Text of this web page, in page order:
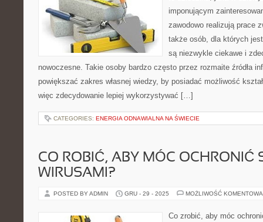
imponującym
zawodowo realizują prace
także osób, dla których
są niezwykle ciekawe i
nowoczesne. Takie osoby bardzo często przez rozmaite źródła
powiększać zakres własnej wiedzy, by posiadać możliwość
więc zdecydowanie lepiej wykorzystywać […]
CATEGORIES: ENERGIA ODNAWIALNA NA ŚWIECIE
CO ROBIĆ, ABY MÓC OCHRONIĆ
WIRUSAMI?
POSTED BY ADMIN GRU - 29 - 2025 MOŻLIWOŚĆ
Co zrobić, aby móc